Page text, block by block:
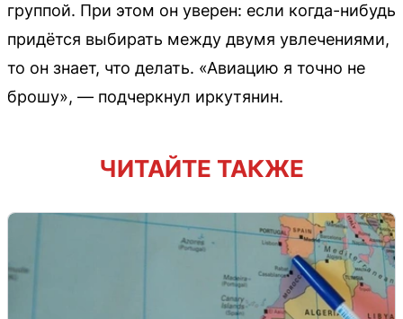
группой. При этом он уверен: если когда-нибудь
придётся выбирать между двумя увлечениями,
то он знает, что делать. «Авиацию я точно не
брошу», — подчеркнул иркутянин.
ЧИТАЙТЕ ТАКЖЕ